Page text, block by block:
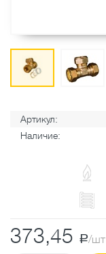
Артикул:
Наличие:
373,45 a/шт